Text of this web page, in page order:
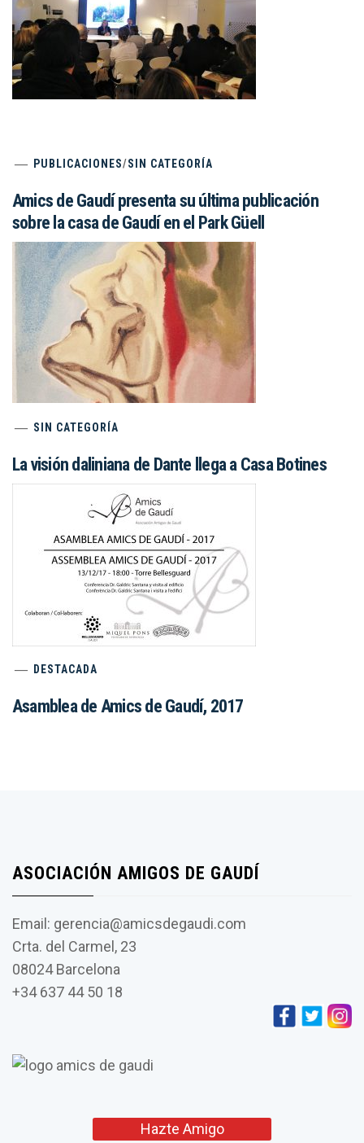
PUBLICACIONES/SIN CATEGORÍA
Amics de Gaudí presenta su última publicación
sobre la casa de Gaudí en el Park Güell
SIN CATEGORÍA
La visión daliniana de Dante llega a Casa Botines
DESTACADA
Asamblea de Amics de Gaudí, 2017
ASOCIACIÓN AMIGOS DE GAUDÍ
Email: gerencia@amicsdegaudi.com
Crta. del Carmel, 23
08024 Barcelona
+34 637 44 50 18
Hazte Amigo